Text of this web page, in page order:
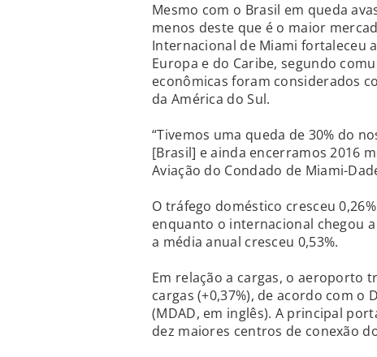
Mesmo com o Brasil em queda
menos deste que é o maior
Internacional de Miami fortaleceu
Europa e do Caribe, segundo
econômicas foram considerados
da América do Sul.
“Tivemos uma queda de 30% do
[Brasil] e ainda encerramos 2016
Aviação do Condado de Miami-
O tráfego doméstico cresceu
enquanto o internacional chegou
a média anual cresceu 0,53%.
Em relação a cargas, o aeroporto
cargas (+0,37%), de acordo com o
(MDAD, em inglês). A principal
dez maiores centros de conexão